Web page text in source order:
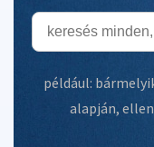
például:
alapján,